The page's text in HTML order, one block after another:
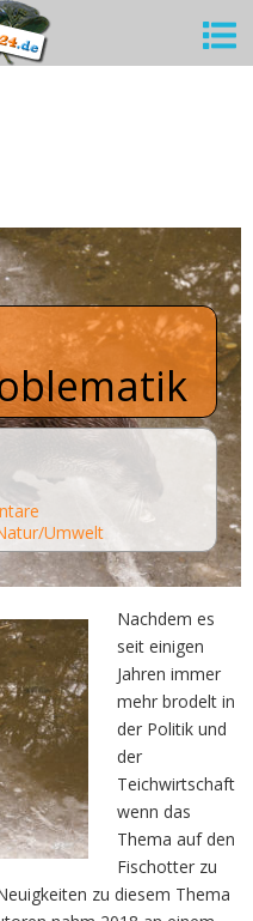
Umwelt
Nachdem es
seit einigen
Jahren immer
mehr brodelt in
der Politik und
der
Teichwirtschaft
wenn das
Thema auf den
Fischotter zu
zu diesem Thema